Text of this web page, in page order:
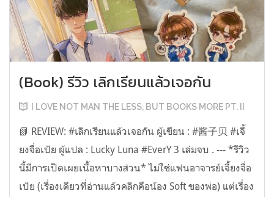
(Book) รีวิว เลิกเรียนแล้วเจอกัน
I LOVE NOT MAN THE LESS, BUT BOOKS MORE PT. II
📗 REVIEW: #เลิกเรียนแล้วเจอกัน ผู้เขียน : #酱子贝 #เจี้
ยงจื่อเป้ย ผู้แปล : Lucky Luna #EverY 3 เล่มจบ . --- *รีวิว
นี้มีการเปิดเผยเนื้อหาบางส่วน* ไม่ใช่แฟนอาจารย์เจี้ยงจื่อ
เป้ย (เรื่องเดียวที่อ่านแล้วคลิกคือน้อง Soft ของพ่อ) แต่เรื่อง